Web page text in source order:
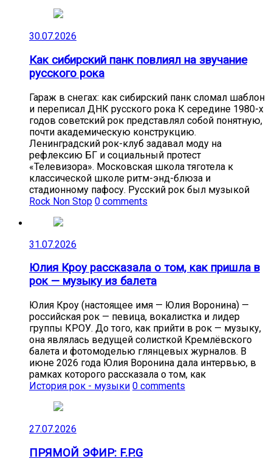
30.07.2026
Как сибирский панк повлиял на звучание
русского рока
Гараж в снегах: как сибирский панк сломал шаблон
и переписал ДНК русского рока К середине 1980-х
годов советский рок представлял собой понятную,
почти академическую конструкцию.
Ленинградский рок-клуб задавал моду на
рефлексию БГ и социальный протест
«Телевизора». Московская школа тяготела к
классической школе ритм-энд-блюза и
стадионному пафосу. Русский рок был музыкой
Rock Non Stop 0 comments
31.07.2026
Юлия Кроу рассказала о том, как пришла в
рок — музыку из балета
Юлия Кроу (настоящее имя — Юлия Воронина) —
российская рок — певица, вокалистка и лидер
группы КРОУ. До того, как прийти в рок — музыку,
она являлась ведущей солисткой Кремлёвского
балета и фотомоделью глянцевых журналов. В
июне 2026 года Юлия Воронина дала интервью, в
рамках которого рассказала о том, как
История рок - музыки 0 comments
27.07.2026
ПРЯМОЙ ЭФИР: F.P.G